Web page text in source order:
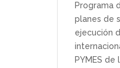
Programa
planes de
ejecución
PYMES